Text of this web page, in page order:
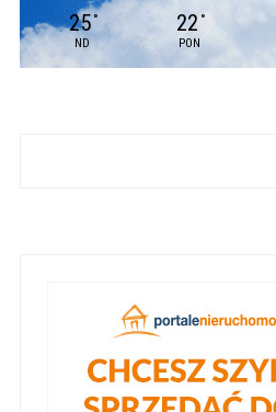
25 °
ND
22 °
PON